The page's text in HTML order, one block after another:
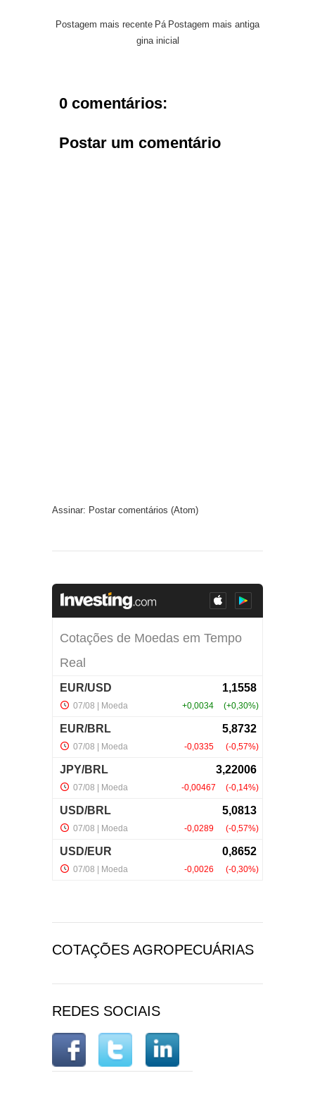
Postagem mais recente Postagem mais antiga
Pá
gina inicial
0 comentários:
Postar um comentário
Assinar: Postar comentários (Atom)
COTAÇÕES AGROPECUÁRIAS
REDES SOCIAIS